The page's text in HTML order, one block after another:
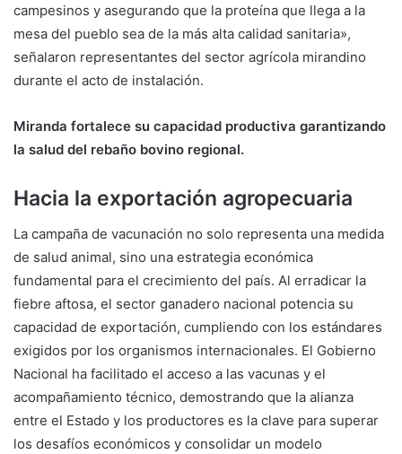
campesinos y asegurando que la proteína que llega a la
mesa del pueblo sea de la más alta calidad sanitaria»,
señalaron representantes del sector agrícola mirandino
durante el acto de instalación.
Miranda fortalece su capacidad productiva garantizando
la salud del rebaño bovino regional.
Hacia la exportación agropecuaria
La campaña de vacunación no solo representa una medida
de salud animal, sino una estrategia económica
fundamental para el crecimiento del país. Al erradicar la
fiebre aftosa, el sector ganadero nacional potencia su
capacidad de exportación, cumpliendo con los estándares
exigidos por los organismos internacionales. El Gobierno
Nacional ha facilitado el acceso a las vacunas y el
acompañamiento técnico, demostrando que la alianza
entre el Estado y los productores es la clave para superar
los desafíos económicos y consolidar un modelo